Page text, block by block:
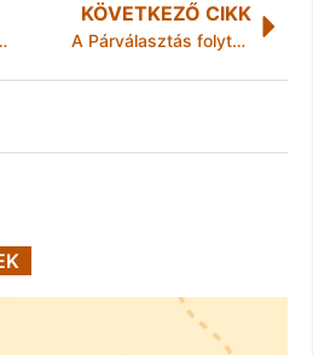
KÖVETKEZŐ CIKK
A Párválasztás folytatódik